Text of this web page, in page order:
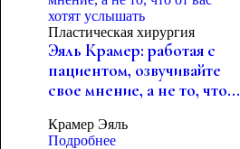
Пластическая хирургия
Эяль Крамер: работая с
пациентом, озвучивайте
свое мнение, а не то, что...
Крамер Эяль
Подробнее